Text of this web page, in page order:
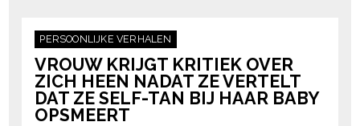
PERSOONLIJKE VERHALEN
VROUW KRIJGT KRITIEK OVER
ZICH HEEN NADAT ZE VERTELT
DAT ZE SELF-TAN BIJ HAAR BABY
OPSMEERT